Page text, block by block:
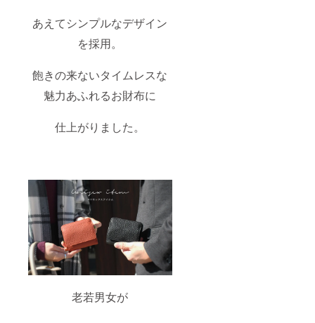
あえてシンプルなデザイン
を採用。
飽きの来ないタイムレスな
魅力あふれるお財布に
仕上がりました。
老若男女が